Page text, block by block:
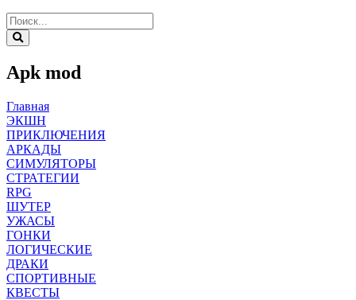
Apk mod
Главная
ЭКШН
ПРИКЛЮЧЕНИЯ
АРКАДЫ
СИМУЛЯТОРЫ
СТРАТЕГИИ
RPG
ШУТЕР
УЖАСЫ
ГОНКИ
ЛОГИЧЕСКИЕ
ДРАКИ
СПОРТИВНЫЕ
КВЕСТЫ